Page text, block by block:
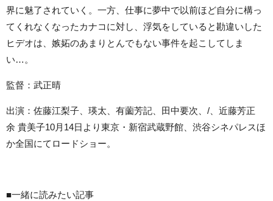
界に魅了されていく。一方、仕事に夢中で以前ほど自分に構っ
てくれなくなったカナコに対し、浮気をしていると勘違いした
ヒデオは、嫉妬のあまりとんでもない事件を起こしてしま
い…。
監督：武正晴
出演：佐藤江梨子、瑛太、有薗芳記、田中要次、/、近藤芳正
余 貴美子10月14日より東京・新宿武蔵野館、渋谷シネパレスほ
か全国にてロードショー。
■一緒に読みたい記事